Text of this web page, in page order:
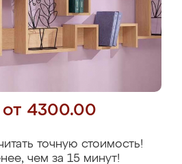
4300.00
точную стоимость!
чем за 15 минут!